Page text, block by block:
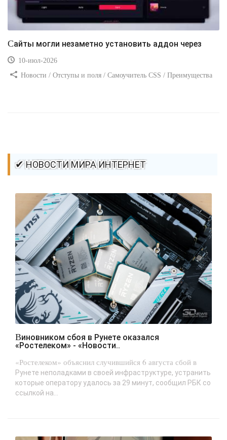
Сайты могли незаметно установить аддон через
10-июл-2026
Новости / Отступы и поля / Самоучитель CSS / Преимущества
✔ НОВОСТИ МИРА ИНТЕРНЕТ
Виновником сбоя в Рунете оказался
«Ростелеком» - «Новости..
«Ростелеком» объяснил случившийся 6 августа сбой в
Рунете неполадками в своей инфраструктуре, устранить
которые оператору удалось за 29 минут, сообщил РБК со
ссылкой на...